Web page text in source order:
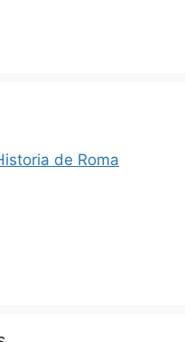
de Roma